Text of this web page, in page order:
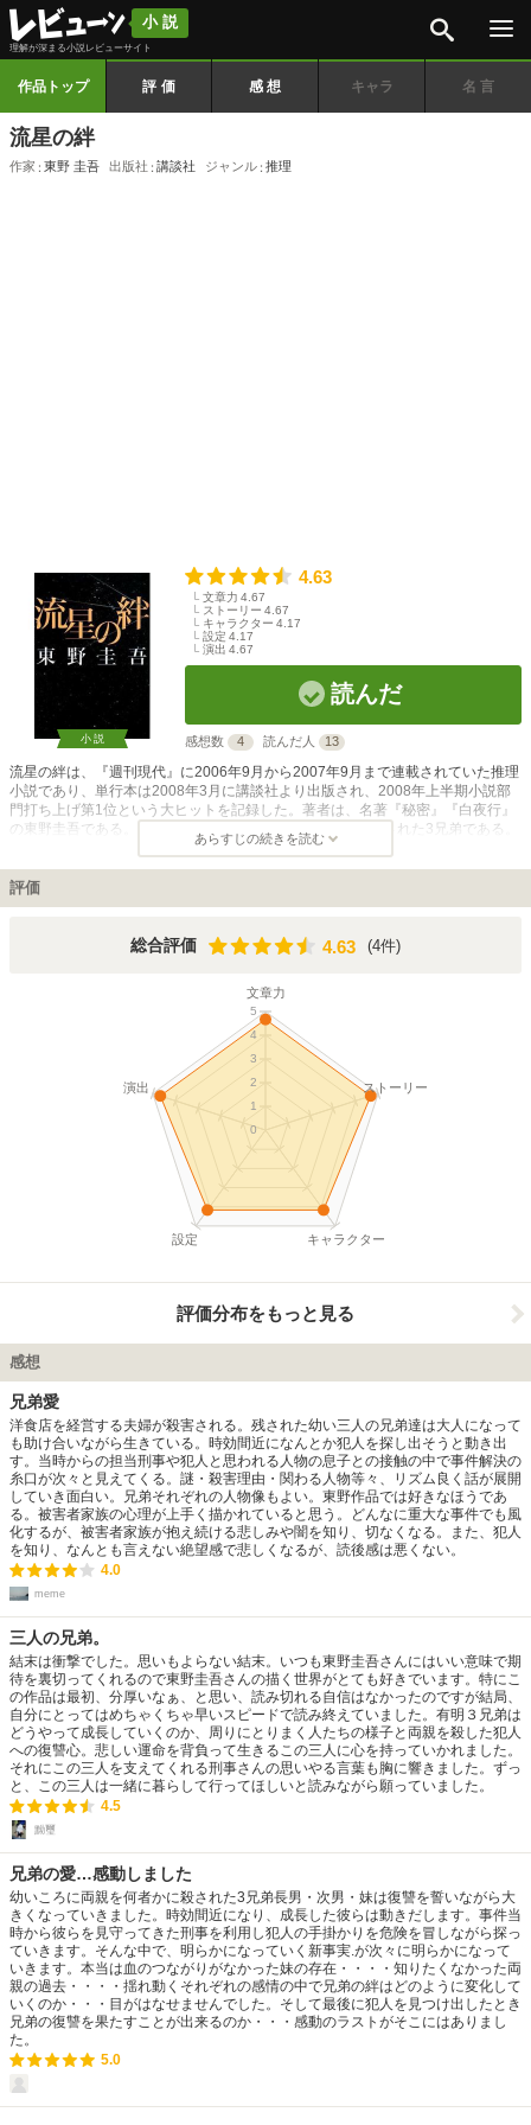
小説
理解が深まる小説レビューサイト
作品トップ 評価 感想 キャラ 名言
流星の絆
作家 東野 圭吾 出版社 講談社 ジャンル 推理
小説
4.63
文章力 4.67
ストーリー 4.67
キャラクター 4.17
設定 4.17
演出 4.67
読んだ
感想数 4 読んだ人 13
流星の絆は、『週刊現代』に2006年9月から2007年9月まで連載されていた推理
小説であり、単行本は2008年3月に講談社より出版され、2008年上半期小説部
門打ち上げ第1位という大ヒットを記録した。著者は、名著『秘密』『白夜行』
の東野圭吾である。 この小説の主役は、両親を何者かに殺された3兄弟である。
彼らは流星に、必ず犯人に復讐すると誓った。そして、14年が経ち、時効を迎
えようとしているときに、彼らは犯人への重大なヒントをつかむ。しかし、上手
く進みそうだった復讐計画には、大きな誤算が生まれてしまったのである。それ
は、妹が抱いてしまった恋心だった。兄弟という絆を中心に、様々な登場人物が
3兄弟を二宮和也、錦戸亮、戸田恵梨香が演じた。また、第46回ギャラクシー賞
あらすじの続きを読む
評価
総合評価 4.63
4.63 (4件)
文章力
ストーリー
キャラクター
設定
演出
0
1
2
3
4
5
評価分布をもっと見る
感想
兄弟愛
洋食店を経営する夫婦が殺害される。残された幼い三人の兄弟達は大人になって
も助け合いながら生きている。時効間近になんとか犯人を探し出そうと動き出
す。当時からの担当刑事や犯人と思われる人物の息子との接触の中で事件解決の
糸口が次々と見えてくる。謎・殺害理由・関わる人物等々、リズム良く話が展開
していき面白い。兄弟それぞれの人物像もよい。東野作品では好きなほうであ
る。被害者家族の心理が上手く描かれていると思う。どんなに重大な事件でも風
化するが、被害者家族が抱え続ける悲しみや闇を知り、切なくなる。また、犯人
を知り、なんとも言えない絶望感で悲しくなるが、読後感は悪くない。
4.0
meme
三人の兄弟。
結末は衝撃でした。思いもよらない結末。いつも東野圭吾さんにはいい意味で期
待を裏切ってくれるので東野圭吾さんの描く世界がとても好きでいます。特にこ
の作品は最初、分厚いなぁ、と思い、読み切れる自信はなかったのですが結局、
自分にとってはめちゃくちゃ早いスピードで読み終えていました。有明３兄弟は
どうやって成長していくのか、周りにとりまく人たちの様子と両親を殺した犯人
への復讐心。悲しい運命を背負って生きるこの三人に心を持っていかれました。
それにこの三人を支えてくれる刑事さんの思いやる言葉も胸に響きました。ずっ
と、この三人は一緒に暮らして行ってほしいと読みながら願っていました。
4.5
黝璽
兄弟の愛…感動しました
幼いころに両親を何者かに殺された3兄弟長男・次男・妹は復讐を誓いながら大
きくなっていきました。時効間近になり、成長した彼らは動きだします。事件当
時から彼らを見守ってきた刑事を利用し犯人の手掛かりを危険を冒しながら探っ
ていきます。そんな中で、明らかになっていく新事実.が次々に明らかになって
いきます。本当は血のつながりがなかった妹の存在・・・・知りたくなかった両
親の過去・・・・揺れ動くそれぞれの感情の中で兄弟の絆はどのように変化して
いくのか・・・目がはなせませんでした。そして最後に犯人を見つけ出したとき
兄弟の復讐を果たすことが出来るのか・・・感動のラストがそこにはありまし
た。
5.0